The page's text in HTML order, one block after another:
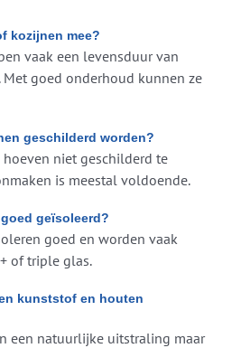
kozijnen mee?
vaak een levensduur van
goed onderhoud kunnen ze
geschilderd worden?
niet geschilderd te
is meestal voldoende.
geïsoleerd?
goed en worden vaak
of triple glas.
kunststof en houten
een natuurlijke uitstraling maar